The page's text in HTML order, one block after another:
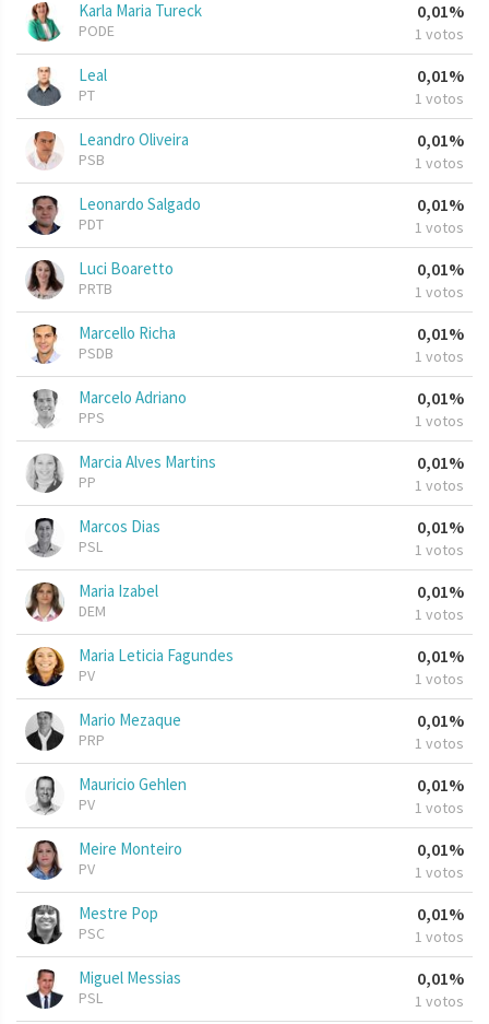
Karla Maria Tureck
PODE
0,01%
1 votos
Leal
PT
0,01%
1 votos
Leandro Oliveira
PSB
0,01%
1 votos
Leonardo Salgado
PDT
0,01%
1 votos
Luci Boaretto
PRTB
0,01%
1 votos
Marcello Richa
PSDB
0,01%
1 votos
Marcelo Adriano
PPS
0,01%
1 votos
Marcia Alves Martins
PP
0,01%
1 votos
Marcos Dias
PSL
0,01%
1 votos
Maria Izabel
DEM
0,01%
1 votos
Maria Leticia Fagundes
PV
0,01%
1 votos
Mario Mezaque
PRP
0,01%
1 votos
Mauricio Gehlen
PV
0,01%
1 votos
Meire Monteiro
PV
0,01%
1 votos
Mestre Pop
PSC
0,01%
1 votos
Miguel Messias
PSL
0,01%
1 votos